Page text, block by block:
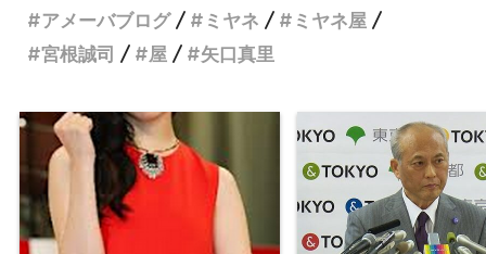
アメーバブログ
ミヤネ
ミヤネ屋
宮根誠司
屋 矢口真里